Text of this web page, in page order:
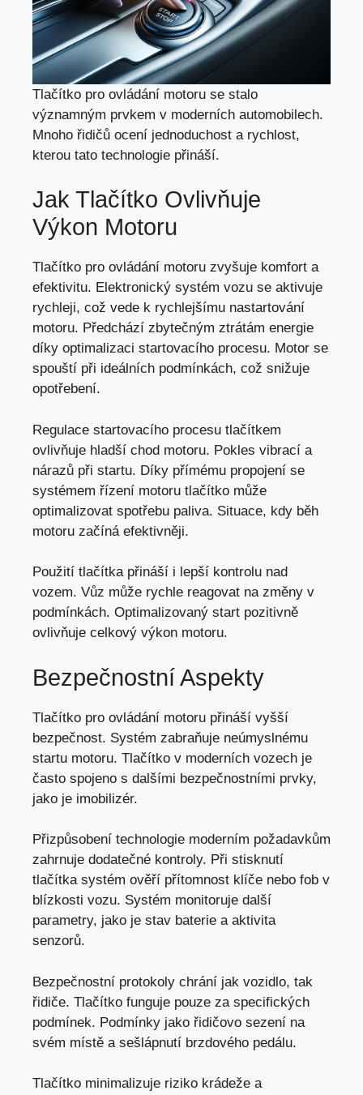
Tlačítko pro ovládání motoru se stalo
významným prvkem v moderních automobilech.
Mnoho řidičů ocení jednoduchost a rychlost,
kterou tato technologie přináší.
Jak Tlačítko Ovlivňuje
Výkon Motoru
Tlačítko pro ovládání motoru zvyšuje komfort a
efektivitu. Elektronický systém vozu se aktivuje
rychleji, což vede k rychlejšímu nastartování
motoru. Předchází zbytečným ztrátám energie
díky optimalizaci startovacího procesu. Motor se
spouští při ideálních podmínkách, což snižuje
opotřebení.
Regulace startovacího procesu tlačítkem
ovlivňuje hladší chod motoru. Pokles vibrací a
nárazů při startu. Díky přímému propojení se
systémem řízení motoru tlačítko může
optimalizovat spotřebu paliva. Situace, kdy běh
motoru začíná efektivněji.
Použití tlačítka přináší i lepší kontrolu nad
vozem. Vůz může rychle reagovat na změny v
podmínkách. Optimalizovaný start pozitivně
ovlivňuje celkový výkon motoru.
Bezpečnostní Aspekty
Tlačítko pro ovládání motoru přináší vyšší
bezpečnost. Systém zabraňuje neúmyslnému
startu motoru. Tlačítko v moderních vozech je
často spojeno s dalšími bezpečnostními prvky,
jako je imobilizér.
Přizpůsobení technologie moderním požadavkům
zahrnuje dodatečné kontroly. Při stisknutí
tlačítka systém ověří přítomnost klíče nebo fob v
blízkosti vozu. Systém monitoruje další
parametry, jako je stav baterie a aktivita
senzorů.
Bezpečnostní protokoly chrání jak vozidlo, tak
řidiče. Tlačítko funguje pouze za specifických
podmínek. Podmínky jako řidičovo sezení na
svém místě a sešlápnutí brzdového pedálu.
Tlačítko minimalizuje riziko krádeže a